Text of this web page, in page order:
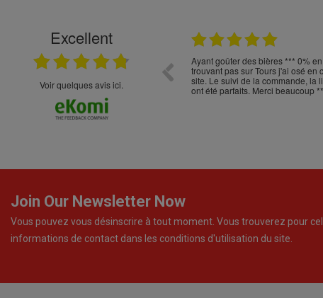
Excellent
Voir quelques avis ici.
Ayant goûter des bières *** 0%
trouvant pas sur Tours j'ai osé en
site. Le suivi de la commande, la
ont été parfaits. Merci beaucoup
Join Our Newsletter Now
Vous pouvez vous désinscrire à tout moment. Vous trouverez pour
informations de contact dans les conditions d'utilisation du site.